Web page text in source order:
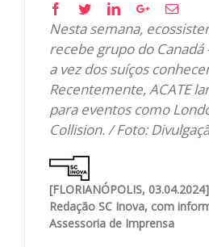
Facebook
TwitterLinkedinGoogle+Email
Nesta semana,
recebe grupo do
a vez dos suíços
Recentemente, ACATE
para eventos como
Collision. / Foto:
[FLORIANÓPOLIS, 03.04.2024]
Redação SC Inova, com
Assessoria de Imprensa